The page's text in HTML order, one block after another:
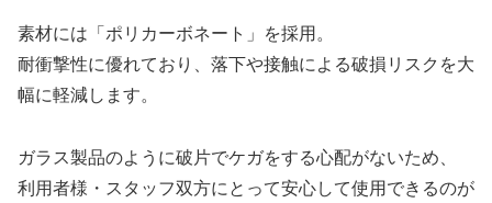
素材には「ポリカーボネート」を採用。
耐衝撃性に優れており、落下や接触による破損リスクを大
幅に軽減します。
ガラス製品のように破片でケガをする心配がないため、
利用者様・スタッフ双方にとって安心して使用できるのが